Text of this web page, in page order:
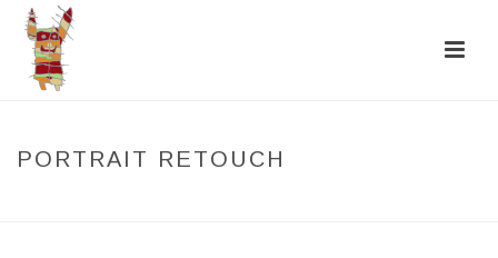
PORTRAIT RETOUCH